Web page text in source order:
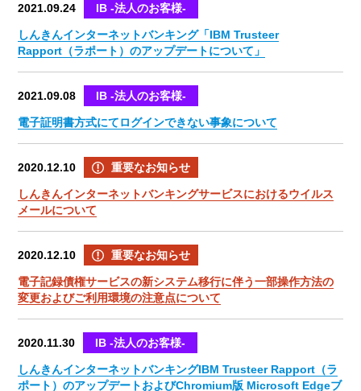
2021.09.24 IB -法人のお客様-
しんきんインターネットバンキング「IBM Trusteer
Rapport（ラポート）のアップデートについて」
2021.09.08 IB -法人のお客様-
電子証明書方式にてログインできない事象について
2020.12.10 重要なお知らせ
しんきんインターネットバンキングサービスにおけるウイルス
メールについて
2020.12.10 重要なお知らせ
電子記録債権サービスの新システム移行に伴う一部操作方法の
変更およびご利用環境の注意点について
2020.11.30 IB -法人のお客様-
しんきんインターネットバンキングIBM Trusteer Rapport（ラ
ポート）のアップデートおよびChromium版 Microsoft Edgeブ